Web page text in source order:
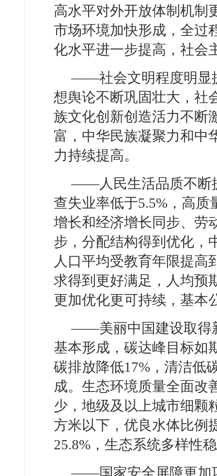
高水平对外开放体制机制
市场环境加快形成，全过
化水平进一步提高，社会
——社会文明程度明显
想舆论不断巩固壮大，社
族文化创新创造活力不断
富，中华民族凝聚力和中
力持续提高。
——人民生活品质不断
查失业率低于5.5%，高
增长和经济增长同步、劳
步，分配结构得到优化，
人口平均受教育年限提高
求得到更好满足，人均预
更加优化更可持续，基本
——美丽中国建设取得
基本形成，碳达峰目标如
碳排放降低17%，清洁低
成。生态环境质量全面改
少，地级及以上城市细颗
方米以下，优良水体比例
25.8%，生态系统多样性
——国家安全屏障更加